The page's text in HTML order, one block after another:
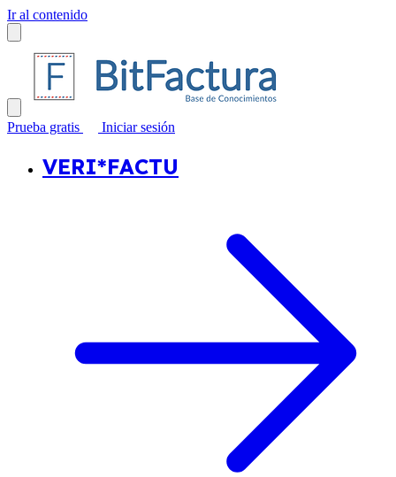
Ir al contenido
Prueba gratis Iniciar sesión
VERI*FACTU